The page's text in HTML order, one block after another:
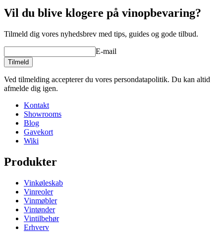
Lav din egen opstilling med disse moduler i vores online værktøj til
indretning af vinkælder (åbner nyt vindue og kræver flash
installeret)
Vil du blive klogere på vinopbevaring?
Tilmeld dig vores nyhedsbrev med tips, guides og gode tilbud.
E-mail
Tilmeld
Ved tilmelding accepterer du vores persondatapolitik. Du kan altid
afmelde dig igen.
Kontakt
Showrooms
Blog
Gavekort
Wiki
Produkter
Vinkøleskab
Vinreoler
Vinmøbler
Vintønder
Vintilbehør
Erhverv